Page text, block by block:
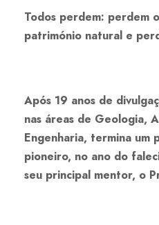
Todos perdem: perdem
património natural e
Após 19 anos de
nas áreas de Geologia,
Engenharia, termina um
pioneiro, no ano do
seu principal mentor, o